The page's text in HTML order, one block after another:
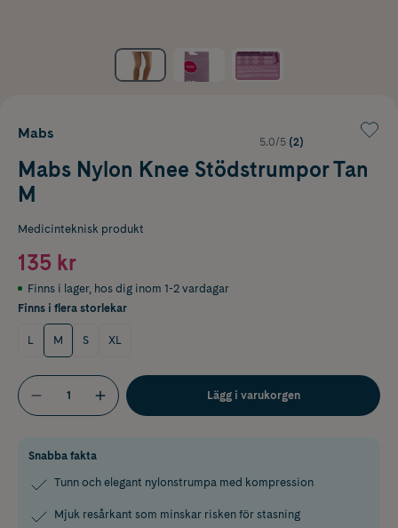
Mabs
5.0/5 (2)
Mabs Nylon Knee Stödstrumpor Tan
M
Medicinteknisk produkt
135 kr
Finns i lager, hos dig inom 1-2 vardagar
Finns i flera storlekar
L M S XL
Lägg i varukorgen
Snabba fakta
Tunn och elegant nylonstrumpa med kompression
Mjuk resårkant som minskar risken för stasning